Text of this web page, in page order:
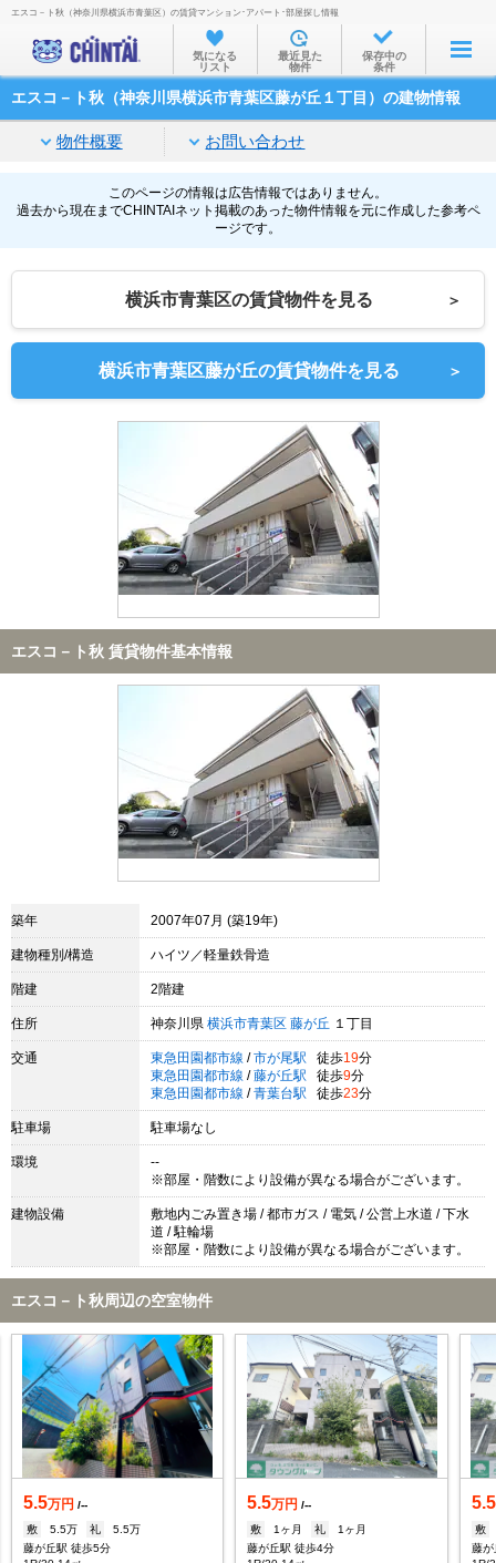
お部屋を探す
沿線・駅から
家賃相場から
通勤通学時間から
物件特集から
不動産会社から
TOP
エスコ－ト秋（神奈川県横浜市青葉区）の賃貸マンション･アパート･部屋探し情報
気になる
リスト
最近見た
物件
保存中の
条件
エスコ－ト秋（神奈川県横浜市青葉区藤が丘１丁目）の建物情報
物件概要 お問い合わせ
このページの情報は広告情報ではありません。
過去から現在までCHINTAIネット掲載のあった物件情報を元に作成した参考ペ
ージです。
横浜市青葉区の賃貸物件を見る ＞
横浜市青葉区藤が丘の賃貸物件を見る ＞
エスコ－ト秋 賃貸物件基本情報
築年 2007年07月 (築19年)
建物種別/構造 ハイツ／軽量鉄骨造
階建 2階建
住所 神奈川県 横浜市青葉区 藤が丘 １丁目
交通 東急田園都市線 / 市が尾駅 徒歩19分
東急田園都市線 / 藤が丘駅 徒歩9分
東急田園都市線 / 青葉台駅 徒歩23分
駐車場 駐車場なし
環境
--
※部屋・階数により設備が異なる場合がございます。
建物設備
敷地内ごみ置き場 / 都市ガス / 電気 / 公営上水道 / 下水
道 / 駐輪場
※部屋・階数により設備が異なる場合がございます。
エスコ－ト秋周辺の空室物件
5.5万円 /--
敷
5.5万 礼
5.5万
藤が丘駅 徒歩5分
5.5万円 /--
敷
1ヶ月 礼
1ヶ月
藤が丘駅 徒歩4分
5.5
敷
藤が